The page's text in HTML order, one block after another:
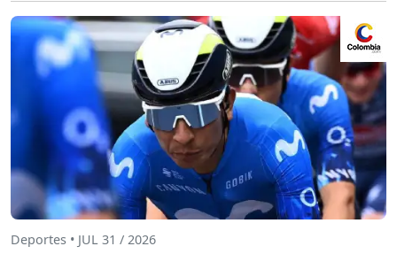
Deportes • JUL 31 / 2026